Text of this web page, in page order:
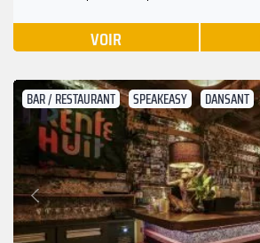
VOIR
BAR / RESTAURANT SPEAKEASY DANSANT
Précédent